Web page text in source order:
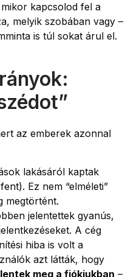
kapcsolod fel a
melyik szobában vagy –
is túl sokat árul el.
az emberek azonnal
lakásáról kaptak
Ez nem “elméleti”
megtörtént.
jelentettek gyanús,
A cég
hiba is volt a
azt látták, hogy
meg a fiókjukban –